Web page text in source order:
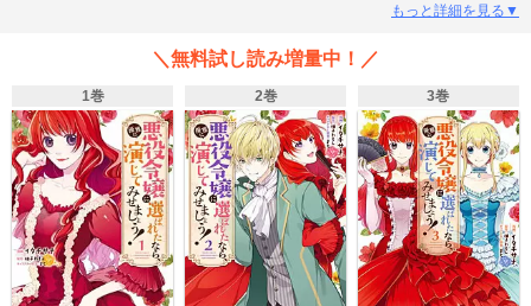
恋が進展することはなくて――！？「小説家になろう」の大人気爆笑ラブコメ
もっと詳細を見る▼
＼無料試し読み増量中！／
1巻 2巻 3巻